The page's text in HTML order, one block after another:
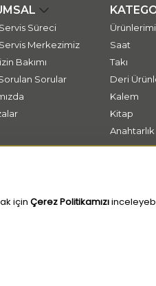
Süreci
Merkezimiz
Bakımı
Sorular
Saat
Takı
Deri
Kalem
Kitap
Anahtarlık
için Çerez Politikamızı